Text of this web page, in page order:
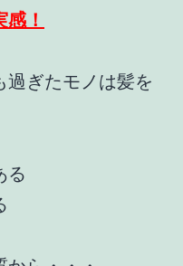
感！
過ぎたモノは髪を
る